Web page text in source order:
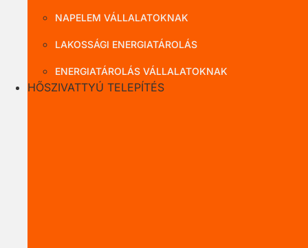
NAPELEM VÁLLALATOKNAK
LAKOSSÁGI ENERGIATÁROLÁS
ENERGIATÁROLÁS VÁLLALATOKNAK
HŐSZIVATTYÚ TELEPÍTÉS